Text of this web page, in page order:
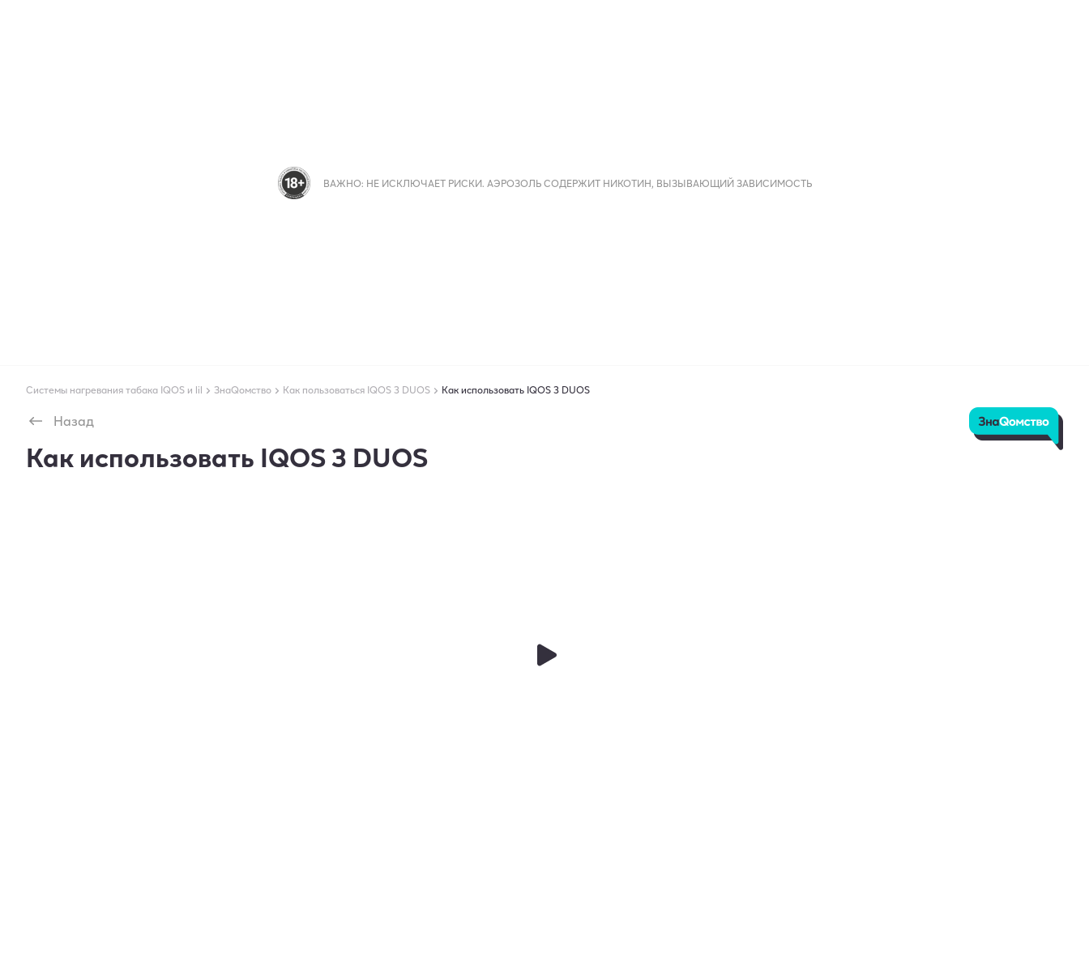
Системы нагревания табака IQOS и lil ЗнаQомство Как пользоваться IQOS 3 DUOS Как использовать IQOS 3 DUOS
Назад
Как использовать IQOS 3 DUOS
ВАЖНО: НЕ ИСКЛЮЧАЕТ РИСКИ. АЭРОЗОЛЬ СОДЕРЖИТ НИКОТИН, ВЫЗЫВАЮЩИЙ ЗАВИСИМОСТЬ